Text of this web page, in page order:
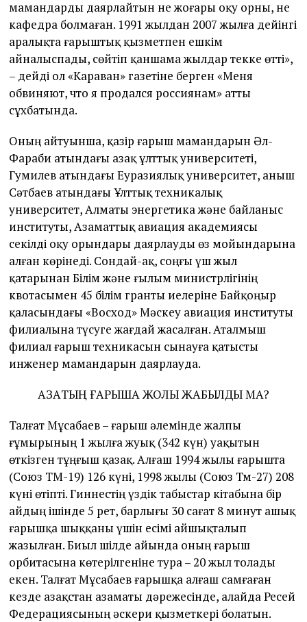
мамандарды даярлайтын не жоғары оқу орны, не
кафедра болмаған. 1991 жылдан 2007 жылға дейінгі
аралықта ғарыштық қызметпен ешкім
айналыспады, сөйтіп қаншама жылдар текке өтті»,
– дейді ол «Караван» газетіне берген «Меня
обвиняют, что я продался россиянам» атты
сұхбатында.
Оның айтуынша, қазір ғарыш мамандарын Әл-
Фараби атындағы Қазақ ұлттық университеті,
Гумилев атындағы Еуразиялық университет, Қаныш
Сәтбаев атындағы Ұлттық техникалық
университет, Алматы энергетика және байланыс
институты, Азаматтық авиация академиясы
секілді оқу орындары даярлауды өз мойындарына
алған көрінеді. Сондай-ақ, соңғы үш жыл
қатарынан Білім және ғылым министрлігінің
квотасымен 45 білім гранты иелеріне Байқоңыр
қаласындағы «Восход» Мәскеу авиация институты
филиалына түсуге жағдай жасалған. Аталмыш
филиал ғарыш техникасын сынауға қатысты
инженер мамандарын даярлауда.
ҚАЗАҚТЫҢ ҒАРЫШҚА ЖОЛЫ ЖАБЫЛДЫ МА?
Талғат Мұсабаев – ғарыш әлемінде жалпы
ғұмырының 1 жылға жуық (342 күн) уақытын
өткізген тұңғыш қазақ. Алғаш 1994 жылы ғарышта
(Союз ТМ-19) 126 күні, 1998 жылы (Союз Тм-27) 208
күні өтіпті. Гиннестің үздік табыстар кітабына бір
айдың ішінде 5 рет, барлығы 30 сағат 8 минут ашық
ғарышқа шыққаны үшін есімі айшықталып
жазылған. Биыл шілде айында оның ғарыш
орбитасына көтерілгеніне тура – 20 жыл толады
екен. Талғат Мұсабаев ғарышқа алғаш самғаған
кезде Қазақстан азаматы дәрежесінде, алайда Ресей
Федерациясының әскери қызметкері болатын.